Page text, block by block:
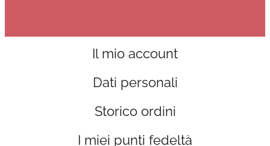
Il mio account
Dati personali
Storico ordini
I miei punti fedeltà